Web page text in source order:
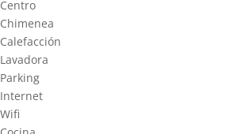
Centro
Chimenea
Calefacción
Lavadora
Parking
Internet
Wifi